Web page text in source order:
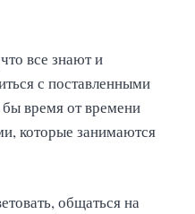
все знают и
с поставленными
время от времени
которые занимаются
общаться на